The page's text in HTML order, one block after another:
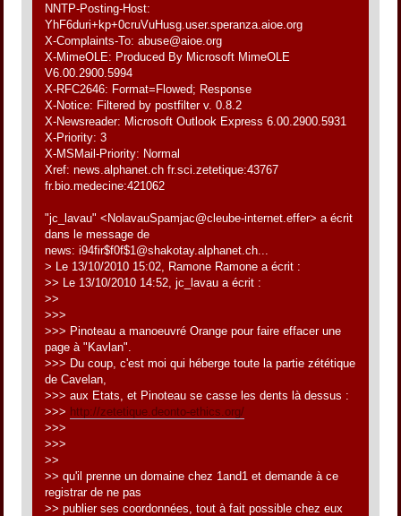
NNTP-Posting-Host:
YhF6duri+kp+0cruVuHusg.user.speranza.aioe.org
X-Complaints-To: abuse@aioe.org
X-MimeOLE: Produced By Microsoft MimeOLE
V6.00.2900.5994
X-RFC2646: Format=Flowed; Response
X-Notice: Filtered by postfilter v. 0.8.2
X-Newsreader: Microsoft Outlook Express 6.00.2900.5931
X-Priority: 3
X-MSMail-Priority: Normal
Xref: news.alphanet.ch fr.sci.zetetique:43767
fr.bio.medecine:421062
"jc_lavau" <NolavauSpamjac@cleube-internet.effer> a écrit
dans le message de
news: i94fir$f0f$1@shakotay.alphanet.ch...
> Le 13/10/2010 15:02, Ramone Ramone a écrit :
>> Le 13/10/2010 14:52, jc_lavau a écrit :
>>
>>>
>>> Pinoteau a manoeuvré Orange pour faire effacer une
page à "Kavlan".
>>> Du coup, c'est moi qui héberge toute la partie zététique
de Cavelan,
>>> aux Etats, et Pinoteau se casse les dents là dessus :
>>> http://zetetique.deonto-ethics.org/
>>>
>>>
>>
>> qu'il prenne un domaine chez 1and1 et demande à ce
registrar de ne pas
>> publier ses coordonnées, tout à fait possible chez eux